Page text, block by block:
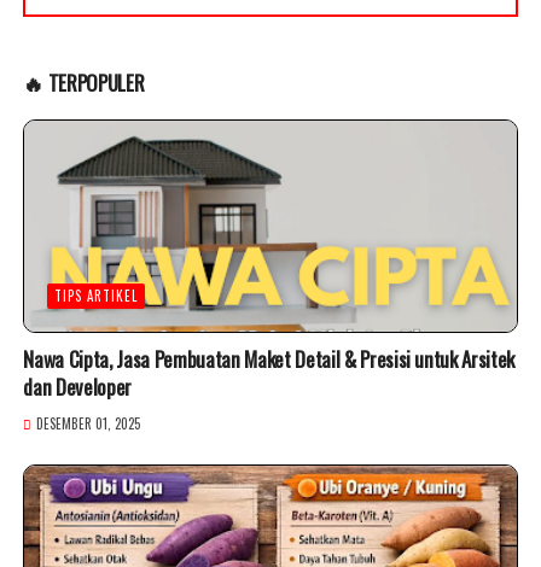
🔥 TERPOPULER
TIPS ARTIKEL
Nawa Cipta, Jasa Pembuatan Maket Detail & Presisi untuk Arsitek
dan Developer
DESEMBER 01, 2025